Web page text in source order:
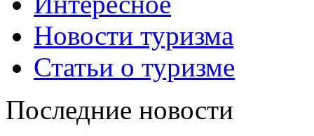
Новости туризма
Статьи о туризме
Последние новости